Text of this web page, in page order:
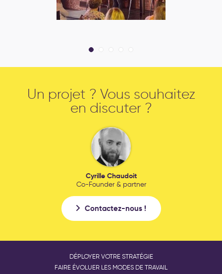
Un projet ? Vous souhaitez
en discuter ?
Cyrille Chaudoit
Co-Founder & partner
Contactez-nous !
DÉPLOYER VOTRE STRATÉGIE
FAIRE ÉVOLUER LES MODES DE TRAVAIL